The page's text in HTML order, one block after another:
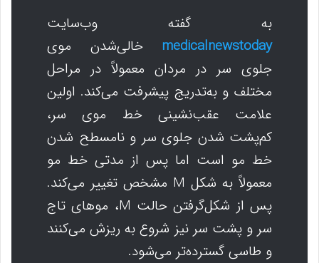
به گفته وب‌سایت
medicalnewstoday
خالی‌شدن موی
جلوی سر در مردان معمولاً در مراحل
مختلف و به‌تدریج پیشرفت می‌کند. اولین
علامت عقب‌نشینی خط موی سر،
کم‌پشت شدن جلوی سر و نامسطح شدن
خط مو است اما پس از مدتی خط مو
معمولاً به شکل M مشخص تغییر می‌کند.
پس از شکل‌گرفتن حالت M، موهای تاج
سر و پشت سر نیز شروع به ریزش می‌کنند
و طاسی گسترده‌تر می‌شود.